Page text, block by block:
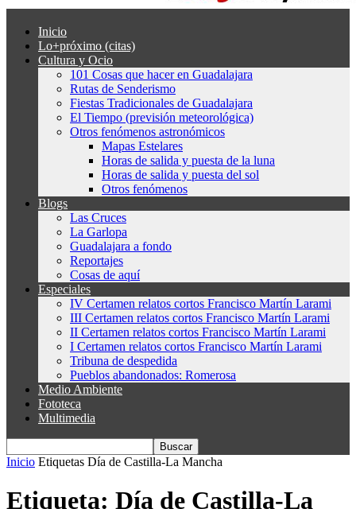
Inicio
Lo+próximo (citas)
Cultura y Ocio
101 Cosas que hacer en Guadalajara
Rutas de Senderismo
Fiestas Tradicionales de Guadalajara
El Tiempo (previsión meteorológica)
Otros fenómenos astronómicos
Mapas Estelares
Horas de salida y puesta de la luna
Horas de salida y puesta del sol
Otros fenómenos
Blogs
Las Cruces
La Garlopa
Guadalajara a fondo
Reportajes
Cosas de aquí
Especiales
IV Certamen relatos cortos Francisco Martín Larami
III Certamen relatos cortos Francisco Martín Larami
II Certamen relatos cortos Francisco Martín Larami
I Certamen relatos cortos Francisco Martín Larami
Tribuna de despedida
Pueblos abandonados: Romerosa
Medio Ambiente
Fototeca
Multimedia
Inicio Etiquetas Día de Castilla-La Mancha
Etiqueta: Día de Castilla-La